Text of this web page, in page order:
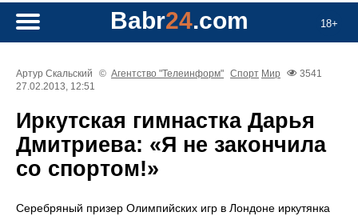
18+
Babr24.com
Артур Скальский © Агентство "Телеинформ" Спорт Мир
3541
27.02.2013, 12:51
Иркутская гимнастка Дарья
Дмитриева: «Я не закончила
со спортом!»
Серебряный призер Олимпийских игр в Лондоне иркутянка